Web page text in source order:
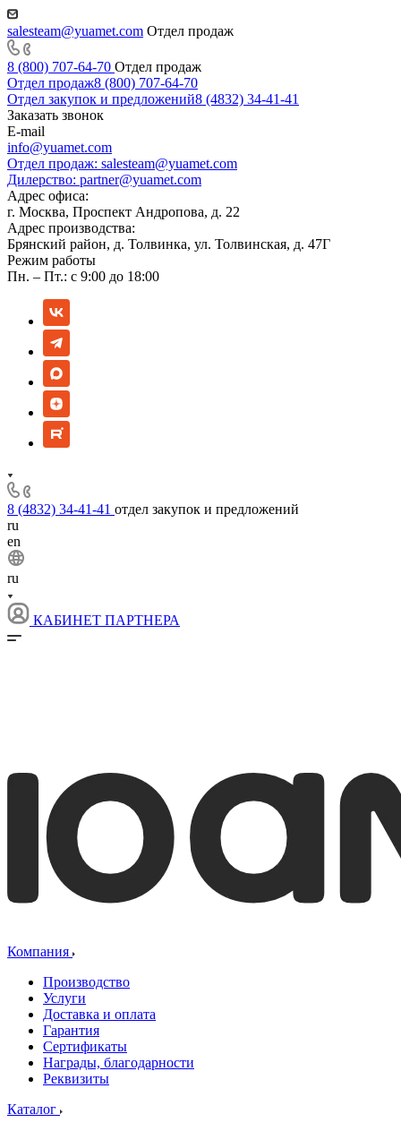
salesteam@yuamet.com Отдел продаж
8 (800) 707-64-70 Отдел продаж
Отдел продаж8 (800) 707-64-70
Отдел закупок и предложений8 (4832) 34-41-41
Заказать звонок
E-mail
info@yuamet.com
Отдел продаж: salesteam@yuamet.com
Дилерство: partner@yuamet.com
Адрес офиса:
г. Москва, Проспект Андропова, д. 22
Адрес производства:
Брянский район, д. Толвинка, ул. Толвинская, д. 47Г
Режим работы
Пн. – Пт.: с 9:00 до 18:00
8 (4832) 34-41-41 отдел закупок и предложений
ru
en
ru
КАБИНЕТ ПАРТНЕРА
Компания
Производство
Услуги
Доставка и оплата
Гарантия
Сертификаты
Награды, благодарности
Реквизиты
Каталог